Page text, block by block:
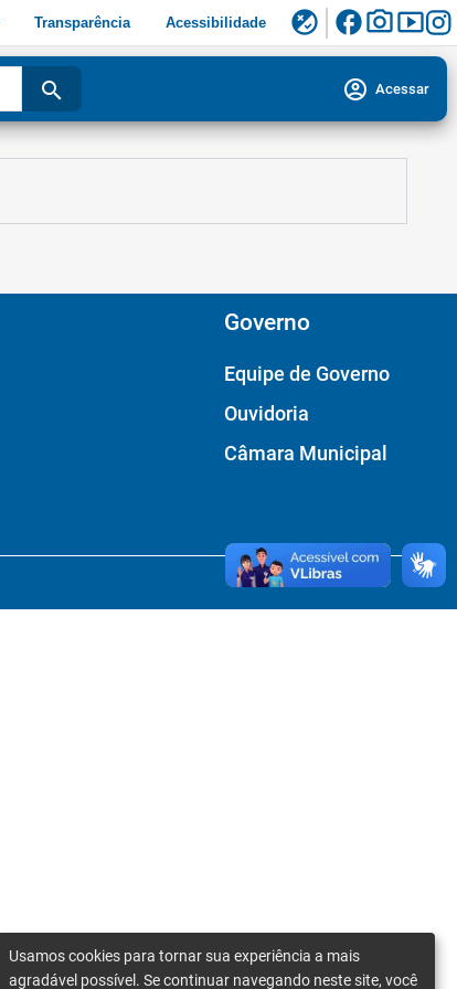
Transparência Acessibilidade flaky facebookphoto_camerasmart_display
search account_circle Acessar
Governo
Equipe de Governo
Ouvidoria
Câmara Municipal
Usamos cookies para tornar sua experiência a mais
agradável possível. Se continuar navegando neste site, você